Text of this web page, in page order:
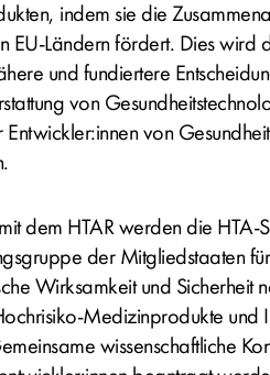
indem sie die
EU-Ländern fördert. Dies wird
und fundiertere
von
Entwickler:innen von
dem HTAR werden die HTA-
der Mitgliedstaaten
Wirksamkeit und Sicherheit
Medizinprodukte und
wissenschaftliche